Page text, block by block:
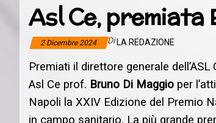
Asl Ce,
2 Dicembre 2024 Di LA REDAZIONE
Premiati il direttore generale dell’ASL
Asl Ce prof. Bruno Di Maggio per
Napoli la XXIV Edizione del Premio
in campo sanitario. La più grande